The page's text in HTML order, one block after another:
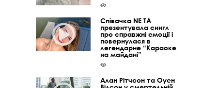
Співачка NE TA
презентувала сингл
про справжні емоції і
повернулася в
легендарне “Караоке
на майдані”
Алан Рітчсон та Оуен